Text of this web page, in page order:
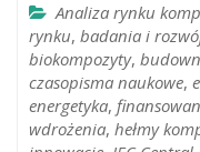
Analiza rynku
rynku, badania i
biokompozyty,
czasopisma naukowe,
energetyka,
wdrożenia, hełmy